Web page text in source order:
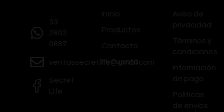
33
2802
0887
ventassecretlife@gmail.com
Secret
Life
Inicio
Productos
Contacto
Mi Cuenta
Aviso de
privacidad
Términos y
condiciones
Información
de pago
Políticas
de envíos